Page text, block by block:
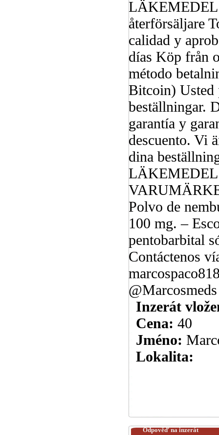
LÄKEMEDEL
återförsäljare
calidad y
días Köp från
método
Bitcoin) Usted
beställningar.
garantía y
descuento. Vi
dina
Polvo de
100 mg. –
pentobarbital
Contáctenos
@Marcosmeds
Inzerát
Cena: 40
Jméno:
Lokalita:
Odpověď na inzerát